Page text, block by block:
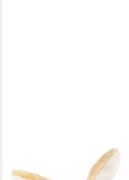
für Babys und Kinder Unisex
(1-St)